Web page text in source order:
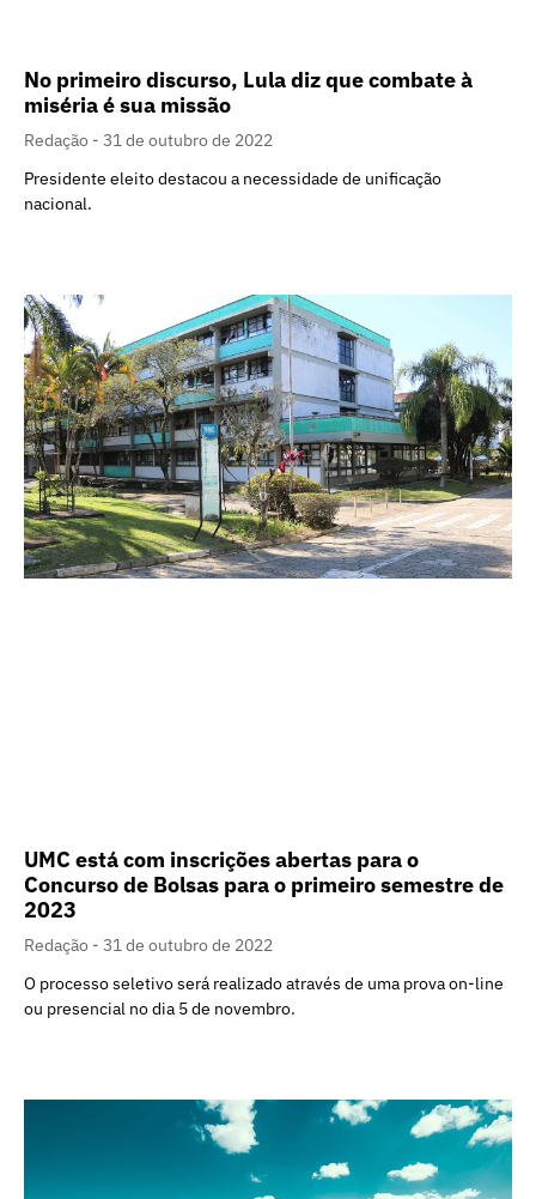
No primeiro discurso, Lula diz que combate à
miséria é sua missão
Redação
31 de outubro de 2022
Presidente eleito destacou a necessidade de unificação
nacional.
UMC está com inscrições abertas para o
Concurso de Bolsas para o primeiro semestre de
2023
Redação
31 de outubro de 2022
O processo seletivo será realizado através de uma prova on-line
ou presencial no dia 5 de novembro.